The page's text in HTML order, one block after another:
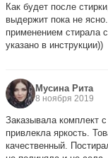
Как будет после
выдержит пока не
применением стирала
указано в инструкции))
Мусина Рита
8 ноября 2019
Заказывала
привлекла яркость.
качественный.